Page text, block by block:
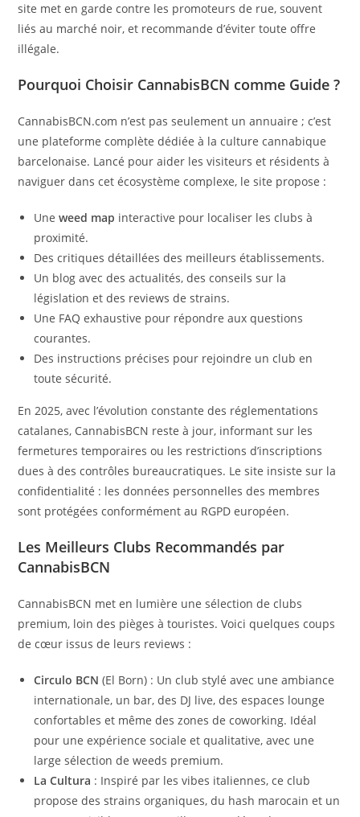
site met en garde contre les promoteurs de rue, souvent
liés au marché noir, et recommande d’éviter toute offre
illégale.
Pourquoi Choisir CannabisBCN comme Guide ?
CannabisBCN.com n’est pas seulement un annuaire ; c’est
une plateforme complète dédiée à la culture cannabique
barcelonaise. Lancé pour aider les visiteurs et résidents à
naviguer dans cet écosystème complexe, le site propose :
Uneweed map interactive pour localiser les clubs à
proximité.
Des critiques détaillées des meilleurs établissements.
Un blog avec des actualités, des conseils sur la
législation et des reviews de strains.
Une FAQ exhaustive pour répondre aux questions
courantes.
Des instructions précises pour rejoindre un club en
toute sécurité.
En 2025, avec l’évolution constante des réglementations
catalanes, CannabisBCN reste à jour, informant sur les
fermetures temporaires ou les restrictions d’inscriptions
dues à des contrôles bureaucratiques. Le site insiste sur la
confidentialité : les données personnelles des membres
sont protégées conformément au RGPD européen.
Les Meilleurs Clubs Recommandés par
CannabisBCN
CannabisBCN met en lumière une sélection de clubs
premium, loin des pièges à touristes. Voici quelques coups
de cœur issus de leurs reviews :
Circulo BCN (El Born) : Un club stylé avec une ambiance
internationale, un bar, des DJ live, des espaces lounge
confortables et même des zones de coworking. Idéal
pour une expérience sociale et qualitative, avec une
large sélection de weeds premium.
La Cultura : Inspiré par les vibes italiennes, ce club
propose des strains organiques, du hash marocain et un